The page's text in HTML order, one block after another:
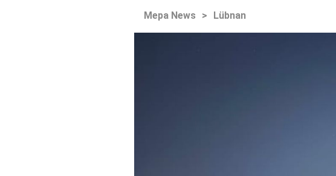
Mepa News > Lübnan